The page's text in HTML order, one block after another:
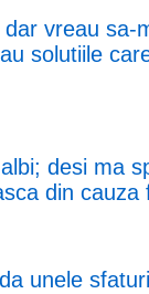
vreau sa-
solutiile
desi ma
din
unele